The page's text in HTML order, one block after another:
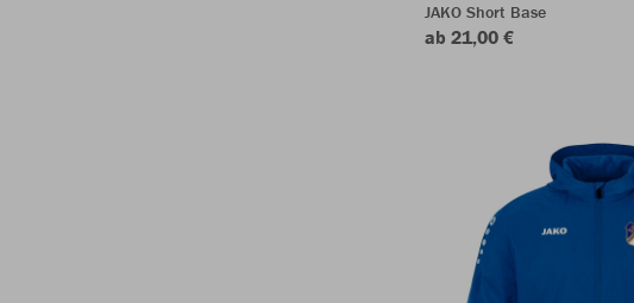
JAKO Short Base
ab 21,00 €